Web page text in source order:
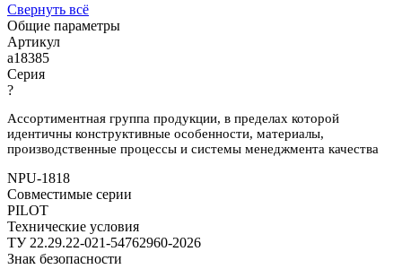
Свернуть всё
Общие параметры
Артикул
a18385
Серия
?
Ассортиментная группа продукции, в пределах которой
идентичны конструктивные особенности, материалы,
производственные процессы и системы менеджмента качества
NPU-1818
Совместимые серии
PILOT
Технические условия
ТУ 22.29.22-021-54762960-2026
Знак безопасности